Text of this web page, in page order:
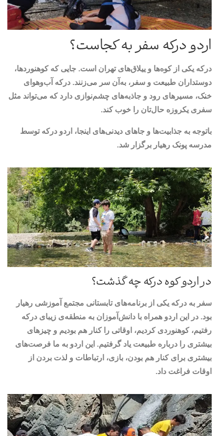
اردو درکه سفر به کجاست؟
درکه یکی از کوه‌ها و ییلاق‌های تهران است. جایی که کوهنوردها،
دوستداران طبیعت و سفر، به‌آن سر می‌زنند. درکه آب‌وهوای
خنک، مسیرهای رود و جاذبه‌های چشم‌نوازی دارد که می‌تواند مثل
سفری یکروزه حال‌تان را خوب کند.
باتوجه به جذابیت‌ها و جاهای دیدنی‌های اینجا، اردو درکه توسط
مدرسه پونک رهیار برگزار شد.
در اردو کوه درکه چه گذشت؟
سفر به درکه یکی از برنامه‌های تابستانی مجتمع آموزشی رهیار
بود. در این اردو همراه با دانش‌آموزان به منطقه‌ی زیبای درکه
رفتیم، کوهنوردی کردیم، اوقاتی را کنار هم بودیم و چیزهای
بیشتری را درباره طبیعت یاد گرفتیم. این اردو به ما فرصت‌های
بیشتری برای کنار هم بودن، بازی، ارتباطات و لذت بردن از
اوقات فراغت داد.